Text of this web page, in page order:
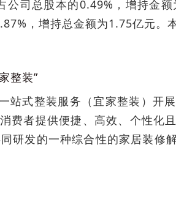
公司总股本的0.49%，增持金
，增持总金额为1.75亿元。
整装”
站式整装服务（宜家整装）开
费者提供便捷、高效、个性化
研发的一种综合性的家居装